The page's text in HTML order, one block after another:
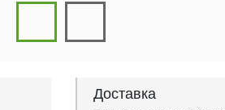
Доставка